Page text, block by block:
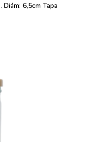
6,5cm Tapa